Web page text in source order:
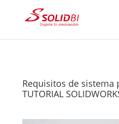
Requisitos de sistema
TUTORIAL